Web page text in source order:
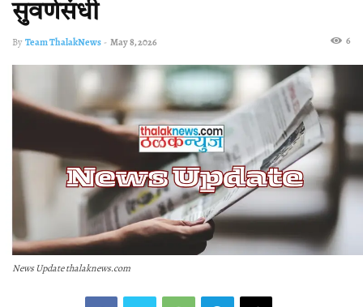
सुवर्णसंधी
By Team ThalakNews- May 8, 2026 6
News Update thalaknews.com